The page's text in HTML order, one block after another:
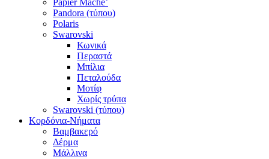
Papier Mache’
Pandora (τύπου)
Polaris
Swarovski
Κωνικά
Περαστά
Μπίλια
Πεταλούδα
Μοτίφ
Χωρίς τρύπα
Swarovski (τύπου)
Κορδόνια-Νήματα
Βαμβακερό
Δέρμα
Μάλλινα